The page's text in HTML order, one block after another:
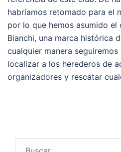
habríamos retomado para el
por lo que hemos asumido
Bianchi, una marca histórica
cualquier manera
localizar a los herederos de
organizadores y rescatar